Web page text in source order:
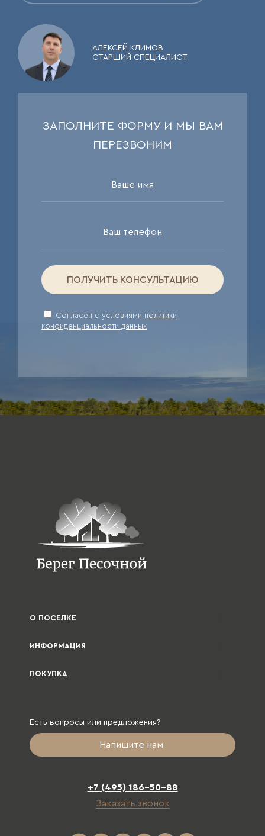
АЛЕКСЕЙ КЛИМОВ
СТАРШИЙ СПЕЦИАЛИСТ
ЗАПОЛНИТЕ ФОРМУ И МЫ ВАМ
ПЕРЕЗВОНИМ
ПОЛУЧИТЬ КОНСУЛЬТАЦИЮ
Cогласен с условиями политики
конфиденциальности данных
О ПОСЕЛКЕ
ИНФОРМАЦИЯ
ПОКУПКА
Есть вопросы или предложения?
Напишите нам
+7 (495) 186-50-88
Заказать звонок